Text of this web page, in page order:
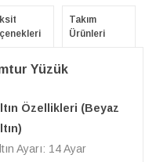
Takım
Ürünleri
Yüzük
Özellikleri (Beyaz
Ayarı: 14 Ayar